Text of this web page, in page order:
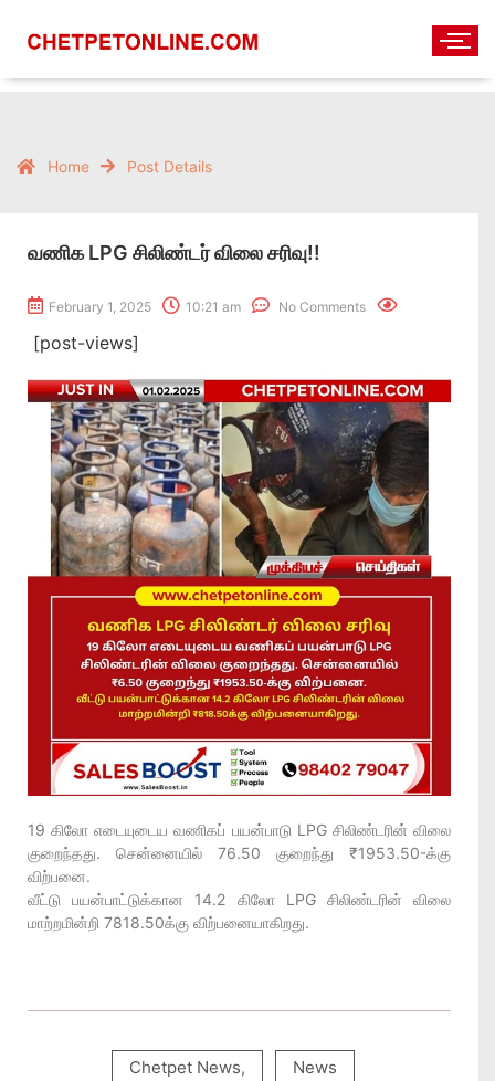
Home Post Details
வணிக LPG சிலிண்டர் விலை சரிவு!!
February 1, 2025 10:21 am No Comments
[post-views]
19 கிலோ எடையுடைய வணிகப் பயன்பாடு LPG சிலிண்டரின் விலை
குறைந்தது. சென்னையில் 76.50 குறைந்து ₹1953.50-க்கு
விற்பனை.
வீட்டு பயன்பாட்டுக்கான 14.2 கிலோ LPG சிலிண்டரின் விலை
மாற்றமின்றி 7818.50க்கு விற்பனையாகிறது.
Chetpet News, News